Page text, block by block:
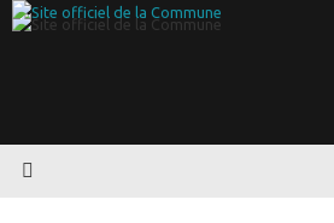
Passer
au